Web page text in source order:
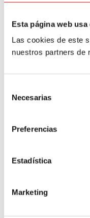
Esta página web usa
Las cookies de este
nuestros partners de
Necesarias
Preferencias
Estadística
Marketing